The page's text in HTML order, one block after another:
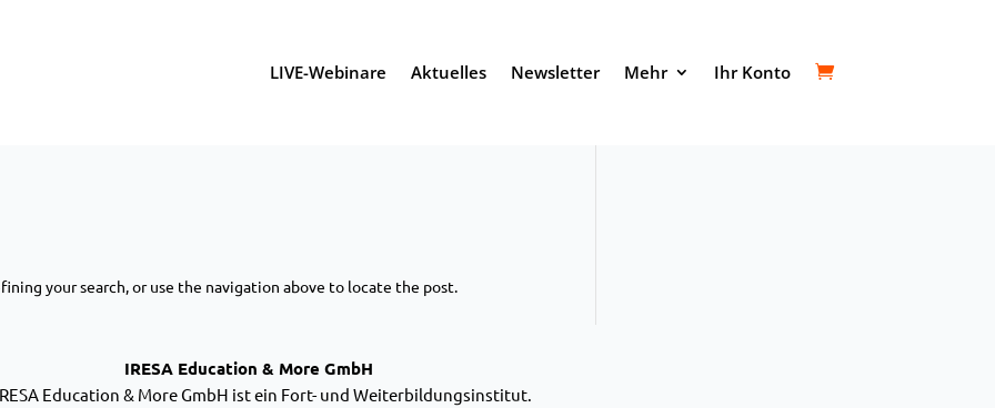
LIVE-Webinare Aktuelles Newsletter Mehr Ihr Konto
your search, or use the navigation above to locate the post.
IRESA Education & More GmbH
Education & More GmbH ist ein Fort- und Weiterbildungsinstitut.